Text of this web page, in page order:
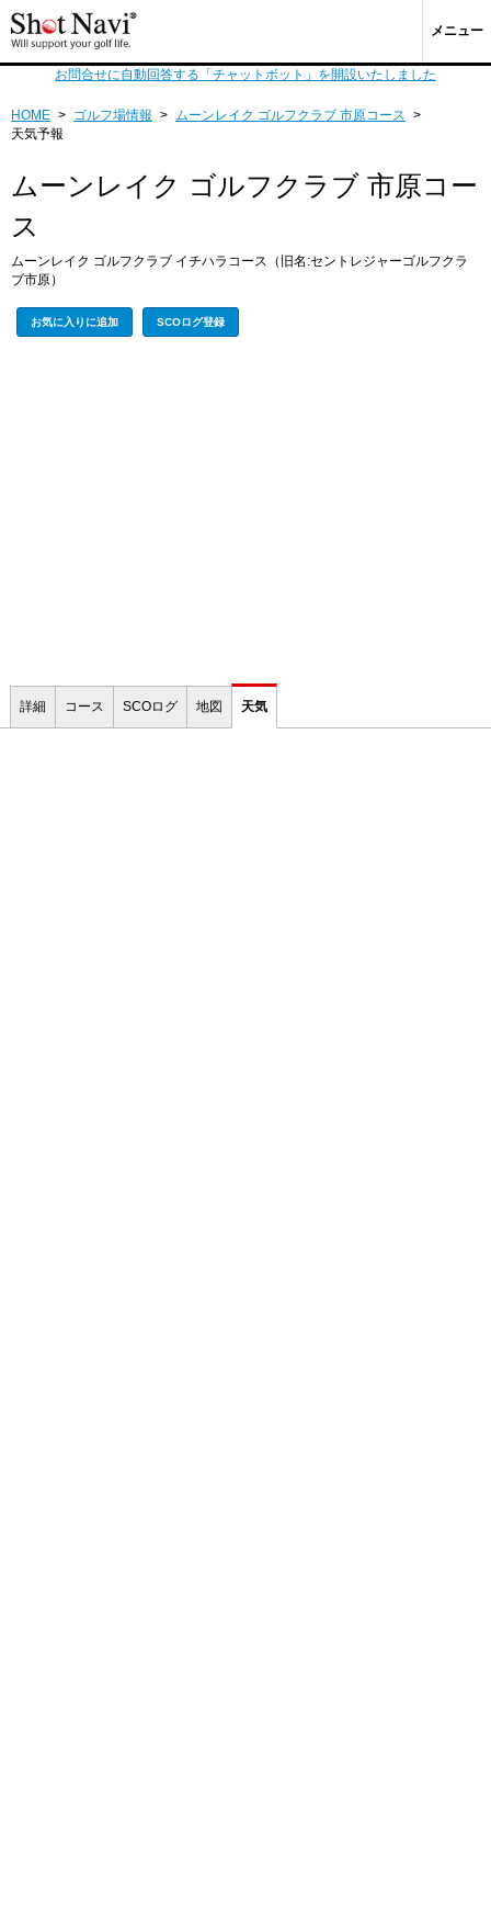
メニュー
お問合せに自動回答する「チャットボット」を開設いたしました
HOME > ゴルフ場情報 > ムーンレイク ゴルフクラブ 市原コース
>
天気予報
ムーンレイク ゴルフクラブ 市原コー
ス
ムーンレイク ゴルフクラブ イチハラコース（旧名:セントレジャーゴルフクラ
ブ市原）
お気に入りに追加 SCOログ登録
詳細 コース SCOログ 地図 天気